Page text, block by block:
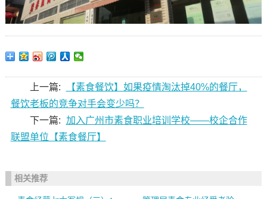
上一篇:
【素食餐饮】如果疫情淘汰掉40%的餐厅，
餐饮老板的竞争对手会变少吗？
下一篇: 加入广州市素食职业培训学校——校企合作
联盟单位【素食餐厅】
相关推荐